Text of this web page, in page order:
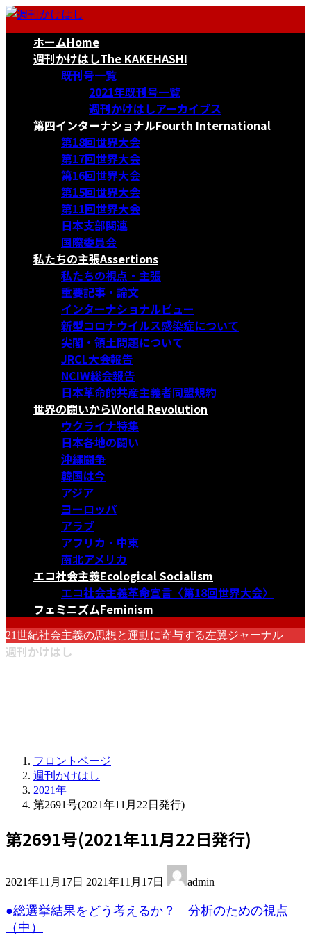
コ
ナ
ホームHome
週刊かけはしThe KAKEHASHI
既刊号一覧
2021年既刊号一覧
週刊かけはしアーカイブス
第四インターナショナルFourth International
第18回世界大会
第17回世界大会
第16回世界大会
第15回世界大会
第11回世界大会
日本支部関連
国際委員会
私たちの主張Assertions
私たちの視点・主張
重要記事・論文
インターナショナルビュー
新型コロナウイルス感染症について
尖閣・領土問題について
JRCL大会報告
NCIW総会報告
日本革命的共産主義者同盟規約
世界の闘いからWorld Revolution
ウクライナ特集
日本各地の闘い
沖縄闘争
韓国は今
アジア
ヨーロッパ
アラブ
アフリカ・中東
南北アメリカ
エコ社会主義Ecological Socialism
エコ社会主義革命宣言〈第18回世界大会〉
フェミニズムFeminism
21世紀社会主義の思想と運動に寄与する左翼ジャーナル
週刊かけはし
フロントページ
週刊かけはし
2021年
第2691号(2021年11月22日発行)
第2691号(2021年11月22日発行)
2021年11月17日 終
新
2021年11月17日 admin
●総選挙結果をどう考えるか？ 分析のための視点
（中）